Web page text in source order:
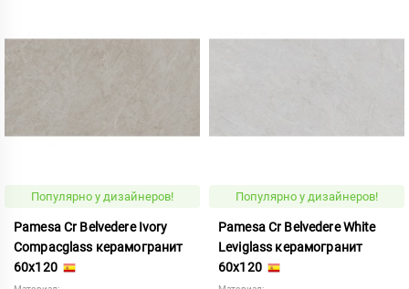
Популярно у дизайнеров!
Pamesa Cr Belvedere Ivory
Compacglass керамогранит
60x120
Популярно у дизайнеров!
Pamesa Cr Belvedere White
Leviglass керамогранит
60x120